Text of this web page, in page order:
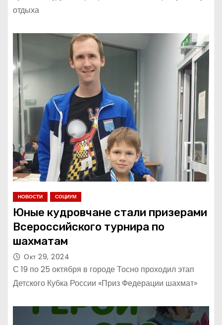
отдыха
НОВОСТИ СОЦИУМ
Юные кудровчане стали призерами
Всероссийского турнира по
шахматам
Окт 29, 2024
С 19 по 25 октября в городе Тосно проходил этап
Детского Кубка России «Приз Федерации шахмат»